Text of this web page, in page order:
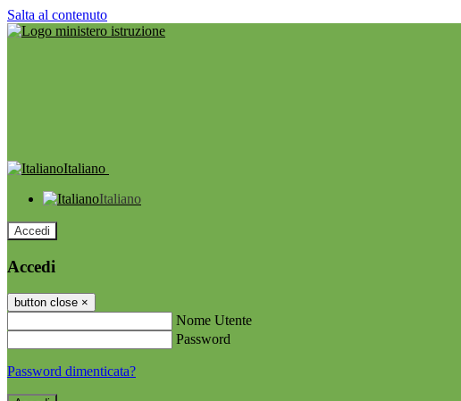
Salta al contenuto
Italiano
Italiano
Accedi
Accedi
button close ×
Nome Utente
Password
Password dimenticata?